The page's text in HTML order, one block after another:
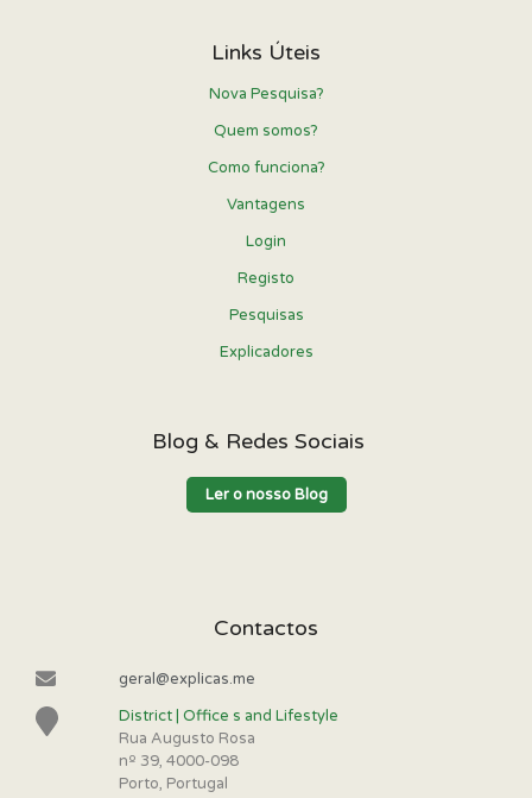
Links Úteis
Nova Pesquisa?
Quem somos?
Como funciona?
Vantagens
Login
Registo
Pesquisas
Explicadores
Blog & Redes Sociais
Ler o nosso Blog
Contactos
geral@explicas.me
District | Office s and Lifestyle
Rua Augusto Rosa
nº 39, 4000-098
Porto, Portugal